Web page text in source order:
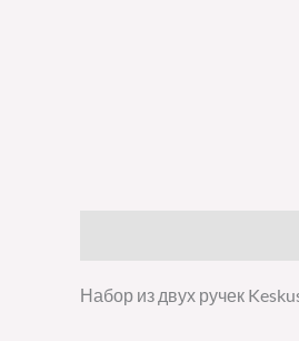
Набор из двух ручек